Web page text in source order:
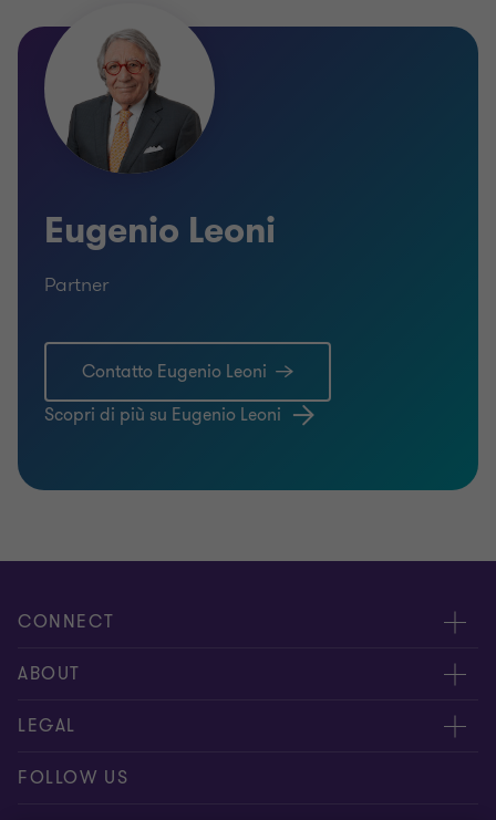
Eugenio Leoni
Partner
Contatto Eugenio Leoni
Scopri di più su Eugenio Leoni
CONNECT
Contattaci
I nostri professionisti
ABOUT
Chi siamo
I nostri uffici
LEGAL
Disclaimer
FOLLOW US